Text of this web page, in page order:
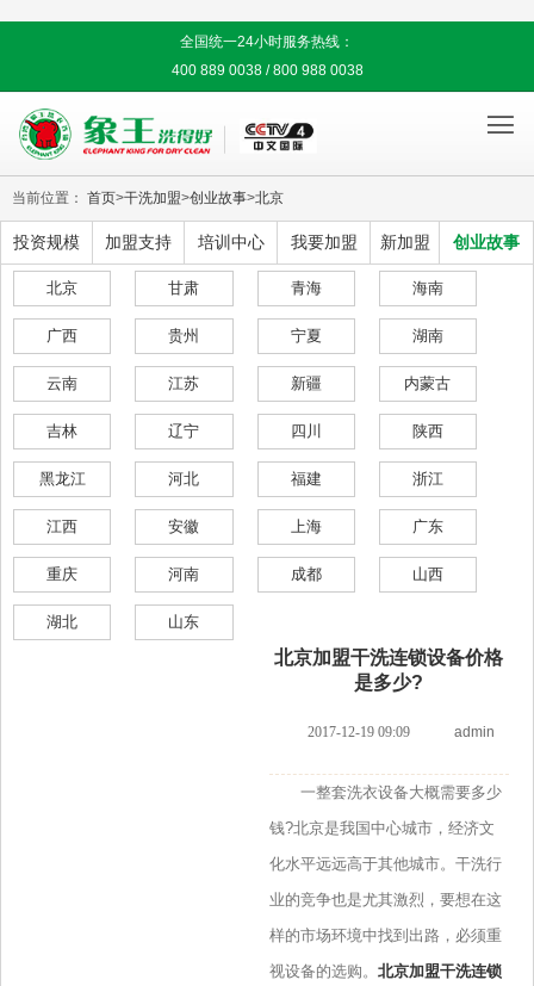
全国统一24小时服务热线：
400 889 0038 / 800 988 0038

当前位置： 首页>干洗加盟>创业故事>北京
投资规模 加盟支持 培训中心 我要加盟 新加盟 创业故事
北京 甘肃 青海 海南
广西 贵州 宁夏 湖南
云南 江苏 新疆 内蒙古
吉林 辽宁 四川 陕西
黑龙江 河北 福建 浙江
江西 安徽 上海 广东
重庆 河南 成都 山西
湖北 山东
北京加盟干洗连锁设备价格
是多少?
2017-12-19 09:09 admin
一整套洗衣设备大概需要多少
钱?北京是我国中心城市，经济文
化水平远远高于其他城市。干洗行
业的竞争也是尤其激烈，要想在这
样的市场环境中找到出路，必须重
视设备的选购。 北京加盟干洗连锁